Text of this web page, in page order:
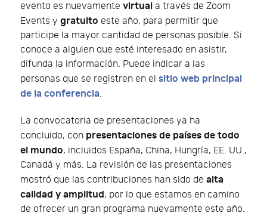
evento es nuevamente virtual a través de Zoom
Events y gratuito este año, para permitir que
participe la mayor cantidad de personas posible. Si
conoce a alguien que esté interesado en asistir,
difunda la información. Puede indicar a las
personas que se registren en el sitio web principal
de la conferencia.
La convocatoria de presentaciones ya ha
concluido, con presentaciones de países de todo
el mundo, incluidos España, China, Hungría, EE. UU.,
Canadá y más. La revisión de las presentaciones
mostró que las contribuciones han sido de alta
calidad y amplitud, por lo que estamos en camino
de ofrecer un gran programa nuevamente este año.